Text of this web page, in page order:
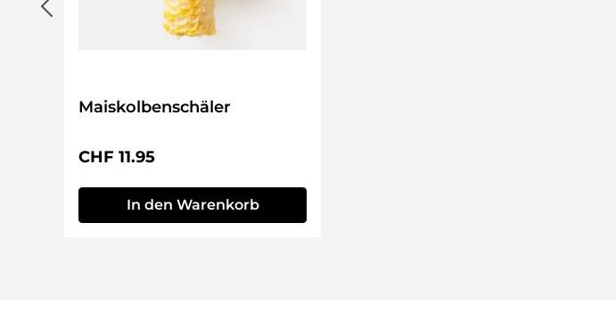
Maiskolbenschäler
Regulärer Preis:
CHF 11.95
In den Warenkorb